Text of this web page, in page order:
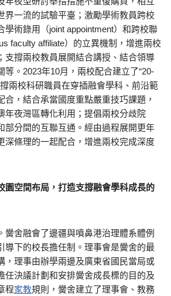
界一流的試驗平臺；激勵學術教員跨校
學術錄用（joint appointment）和跨校聯
faculty affiliate）的立異機制，增進兩校
支撐兩校教員展開結合講授、結合領導
等。2023年10月，兩校配合建立了“20-
兩校科研職員在穿插融會學科、前沿範
合，結合承當國度重點嚴重技巧課題，
年夜灣區轉化利用；提倡兩校分歧院
部分間的互聯互通。經由過程展開更年
深條理的一起配合，增進兩校完成深度
園空間布局，打造支撐融會學科成長的
黌舍融會了邊疆與噴鼻港治理體系體例
導下的校長擔任制。理事會是黌舍的最
，理事由辦學兩邊及廣東省國民當局或
任決議計劃和安排黌舍成長標的目的及
程家教規則，黌舍建立了理事會、教務